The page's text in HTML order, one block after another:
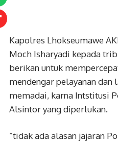
Kapolres Lhokseumawe
Moch Isharyadi kepada
berikan untuk
mendengar pelayanan
memadai, karna Intstitusi
Alsintor yang diperlukan.
“tidak ada alasan jajaran